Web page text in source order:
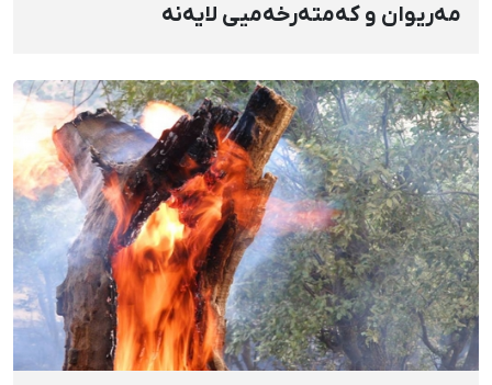
مەریوان و کەمتەرخەمیی لایەنە